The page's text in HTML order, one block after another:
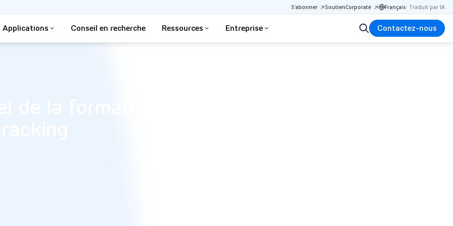
S'abonner SoutienCorporate Français· Traduit par IA
Applications Conseil en recherche Ressources Entreprise Contactez-nous
de la formation par